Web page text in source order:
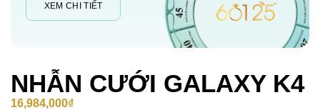
XEM CHI TIẾT
NHẪN CƯỚI GALAXY K4
16,984,000₫